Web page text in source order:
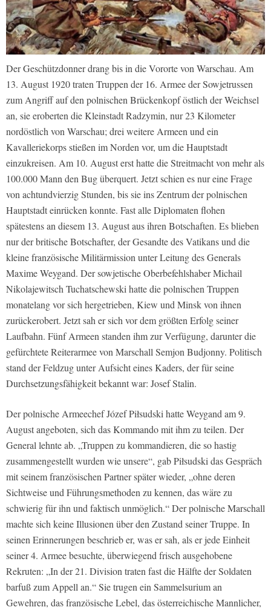
Der Geschützdonner drang bis in die Vororte von Warschau. Am
13. August 1920 traten Truppen der 16. Armee der Sowjetrussen
zum Angriff auf den polnischen Brückenkopf östlich der Weichsel
an, sie eroberten die Kleinstadt Radzymin, nur 23 Kilometer
nordöstlich von Warschau; drei weitere Armeen und ein
Kavalleriekorps stießen im Norden vor, um die Hauptstadt
einzukreisen. Am 10. August erst hatte die Streitmacht von mehr als
100.000 Mann den Bug überquert. Jetzt schien es nur eine Frage
von achtundvierzig Stunden, bis sie ins Zentrum der polnischen
Hauptstadt einrücken konnte. Fast alle Diplomaten flohen
spätestens an diesem 13. August aus ihren Botschaften. Es blieben
nur der britische Botschafter, der Gesandte des Vatikans und die
kleine französische Militärmission unter Leitung des Generals
Maxime Weygand. Der sowjetische Oberbefehlshaber Michail
Nikolajewitsch Tuchatschewski hatte die polnischen Truppen
monatelang vor sich hergetrieben, Kiew und Minsk von ihnen
zurückerobert. Jetzt sah er sich vor dem größten Erfolg seiner
Laufbahn. Fünf Armeen standen ihm zur Verfügung, darunter die
gefürchtete Reiterarmee von Marschall Semjon Budjonny. Politisch
stand der Feldzug unter Aufsicht eines Kaders, der für seine
Durchsetzungsfähigkeit bekannt war: Josef Stalin.
Der polnische Armeechef Józef Piłsudski hatte Weygand am 9.
August angeboten, sich das Kommando mit ihm zu teilen. Der
General lehnte ab. „Truppen zu kommandieren, die so hastig
zusammengestellt wurden wie unsere“, gab Piłsudski das Gespräch
mit seinem französischen Partner später wieder, „ohne deren
Sichtweise und Führungsmethoden zu kennen, das wäre zu
schwierig für ihn und faktisch unmöglich.“ Der polnische Marschall
machte sich keine Illusionen über den Zustand seiner Truppe. In
seinen Erinnerungen beschrieb er, was er sah, als er jede Einheit
seiner 4. Armee besuchte, überwiegend frisch ausgehobene
Rekruten: „In der 21. Division traten fast die Hälfte der Soldaten
barfuß zum Appell an.“ Sie trugen ein Sammelsurium an
Gewehren, das französische Lebel, das österreichische Mannlicher,